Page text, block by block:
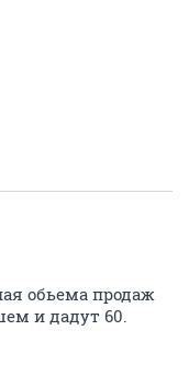
обьема продаж
и дадут 60.